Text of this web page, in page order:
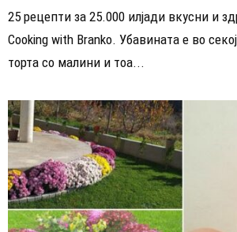
25 рецепти за 25.000 илјади вкусни и
Cooking with Branko. Убавината е во
торта со малини и тоа...